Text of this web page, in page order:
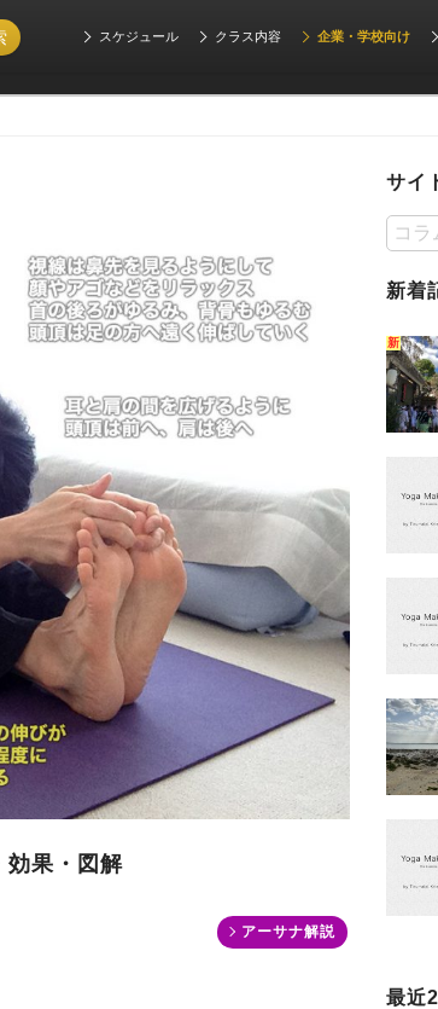
スケジュール クラス内容 企業・学校向け
効果・図解
アーサナ解説
サイ
新着
新
最近